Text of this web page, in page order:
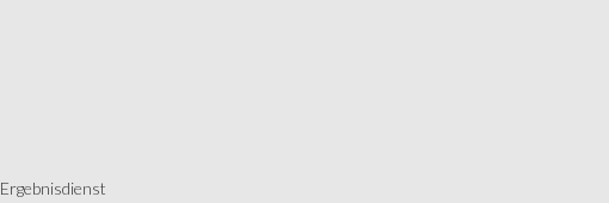
Ergebnisdienst